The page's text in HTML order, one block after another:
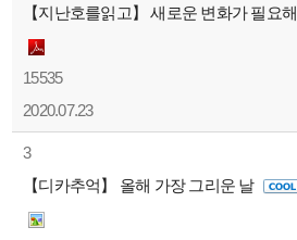
【지난호를읽고】 새로운 변화가 필요해
15535
2020.07.23
3
【디카추억】 올해 가장 그리운 날